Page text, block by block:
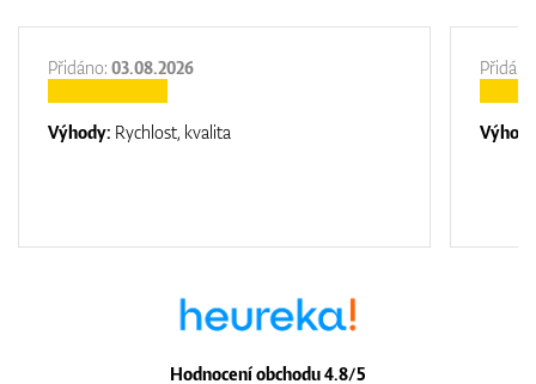
Hodnocení obchodu 4.8/5
Přidáno: 03.08.2026
Výhody: Rychlost, kvalita